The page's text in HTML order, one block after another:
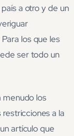
a otro y de un
los que les
ser todo un
menudo los
a la
artículo que